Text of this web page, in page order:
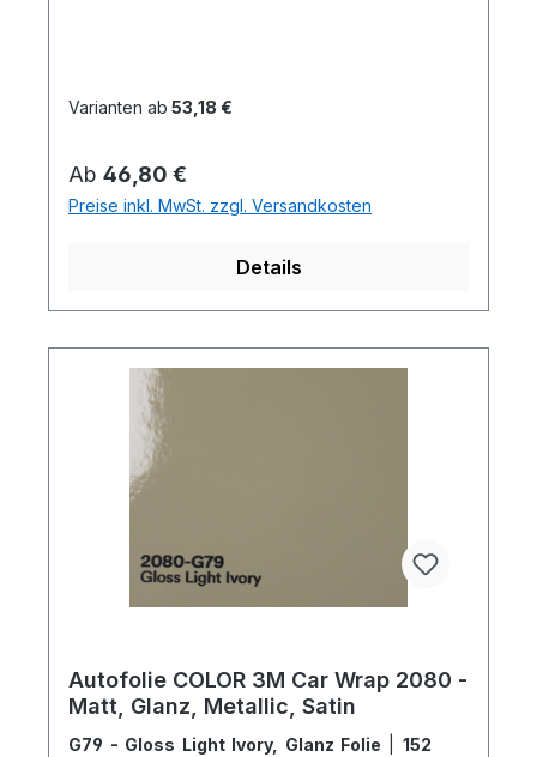
Varianten ab 53,18 €
Regulärer Preis:
Ab 46,80 €
Preise inkl. MwSt. zzgl. Versandkosten
Details
Autofolie COLOR 3M Car Wrap 2080 -
Matt, Glanz, Metallic, Satin
G79 - Gloss Light Ivory, Glanz Folie
152